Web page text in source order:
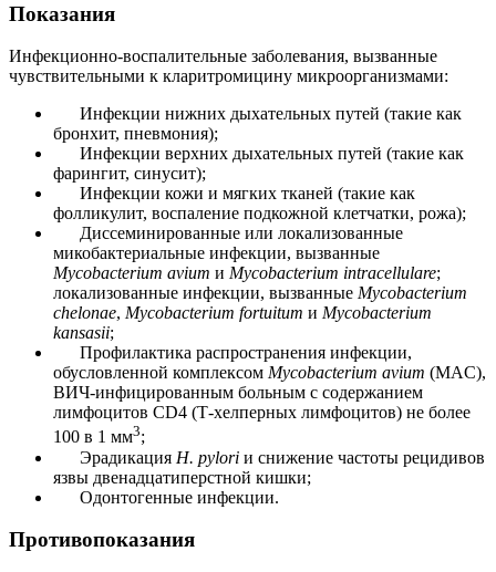
Показания
Инфекционно-воспалительные заболевания, вызванные
чувствительными к кларитромицину микроорганизмами:
Инфекции нижних дыхательных путей (такие как
бронхит, пневмония);
Инфекции верхних дыхательных путей (такие как
фарингит, синусит);
Инфекции кожи и мягких тканей (такие как
фолликулит, воспаление подкожной клетчатки, рожа);
Диссеминированные или локализованные
микобактериальные инфекции, вызванные
Mycobacterium avium и Mycobacterium intracellulare;
локализованные инфекции, вызванные Mycobacterium
chelonae, Mycobacterium fortuitum и Mycobacterium
kansasii;
Профилактика распространения инфекции,
обусловленной комплексом Mycobacterium avium (MAC),
ВИЧ-инфицированным больным с содержанием
лимфоцитов CD4 (Т-хелперных лимфоцитов) не более
100 в 1 мм3;
Эрадикация H. pylori и снижение частоты рецидивов
язвы двенадцатиперстной кишки;
Одонтогенные инфекции.
Противопоказания